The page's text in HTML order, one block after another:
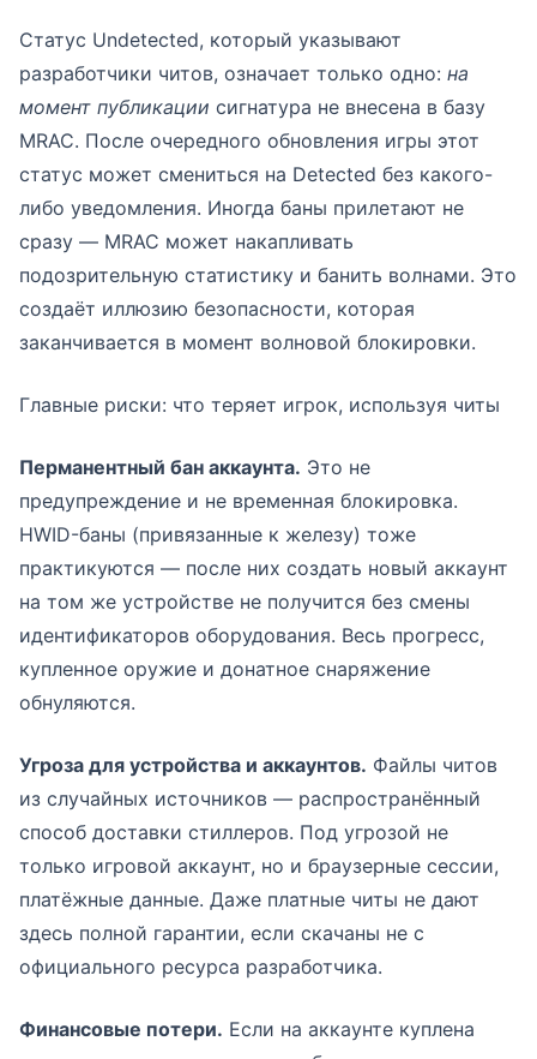
Статус Undetected, который указывают
разработчики читов, означает только одно: на
момент публикации сигнатура не внесена в базу
MRAC. После очередного обновления игры этот
статус может смениться на Detected без какого-
либо уведомления. Иногда баны прилетают не
сразу — MRAC может накапливать
подозрительную статистику и банить волнами. Это
создаёт иллюзию безопасности, которая
заканчивается в момент волновой блокировки.
Главные риски: что теряет игрок, используя читы
Перманентный бан аккаунта. Это не
предупреждение и не временная блокировка.
HWID-баны (привязанные к железу) тоже
практикуются — после них создать новый аккаунт
на том же устройстве не получится без смены
идентификаторов оборудования. Весь прогресс,
купленное оружие и донатное снаряжение
обнуляются.
Угроза для устройства и аккаунтов. Файлы читов
из случайных источников — распространённый
способ доставки стиллеров. Под угрозой не
только игровой аккаунт, но и браузерные сессии,
платёжные данные. Даже платные читы не дают
здесь полной гарантии, если скачаны не с
официального ресурса разработчика.
Финансовые потери. Если на аккаунте куплена